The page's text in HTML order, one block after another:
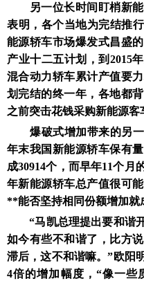
另一位长时间盯梢新能
表明，各个当地为完结推
能源轿车市场爆发式昌盛
产业十二五计划，到2015
混合动力轿车累计产值要
划完结的终一年，各地都
之前突击花钱采购新能源客
爆破式增加带来的另一
年末我国新能源轿车保有
成30914个，而早年11个月
年新能源轿车总产值很可
**能否坚持相同份额增加就
“马凯总理提出要和谐开
如今有些不和谐了，比方
滞后，这不和谐嘛。”欧阳
4倍的增加幅度，“像一些